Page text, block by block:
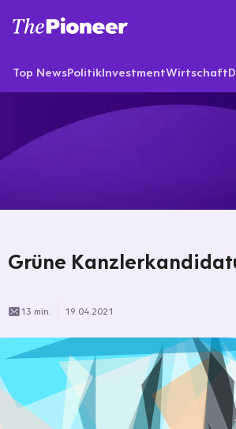
Top NewsPolitikInvestmentWirtschaft
Grüne
13 min. 19.04.2021